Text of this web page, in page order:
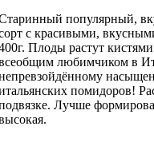
популярный,
с красивыми,
Плоды растут
любимчиком в
помидоров!
Лучше